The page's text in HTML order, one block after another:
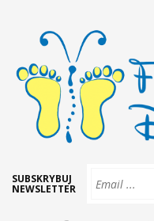
SUBSKRYBUJ
NEWSLETTER